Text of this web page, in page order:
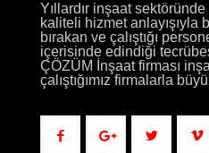
Yıllardır inşaat
kaliteli hizmet anlayışıyla
bırakan ve çalıştığı
içerisinde edindiği
ÇÖZÜM İnşaat firması
çalıştığımız firmalarla